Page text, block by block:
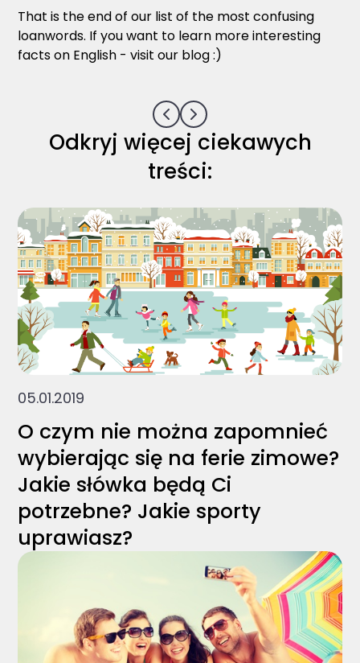
Odkryj więcej ciekawych
treści:
05.01.2019
O czym nie można zapomnieć
wybierając się na ferie zimowe?
Jakie słówka będą Ci
potrzebne? Jakie sporty
uprawiasz?
That is the end of our list of the most confusing
loanwords. If you want to learn more interesting
facts on English - visit our blog :)